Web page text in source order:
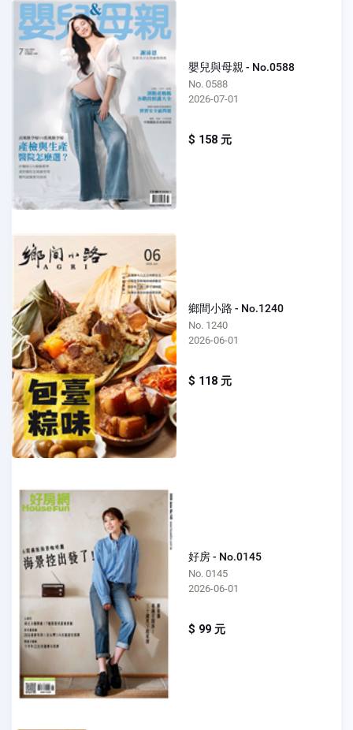
嬰兒與母親 - No.0588
No. 0588
2026-07-01
$ 158 元
鄉間小路 - No.1240
No. 1240
2026-06-01
$ 118 元
好房 - No.0145
No. 0145
2026-06-01
$ 99 元